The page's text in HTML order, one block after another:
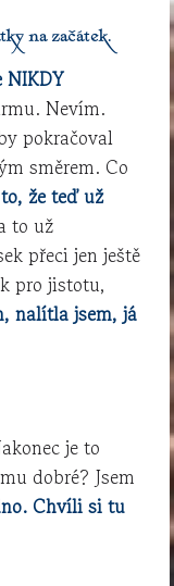
na začátek.
NIKDY
Nevím.
pokračoval
směrem. Co
že teď už
to už
přeci jen ještě
pro jistotu,
nalítla jsem, já
je to
dobré? Jsem
Chvíli si tu